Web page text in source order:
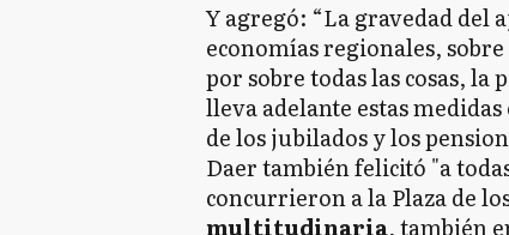
Y agregó: “La gravedad del
economías regionales,
por sobre todas las cosas,
lleva adelante estas
de los jubilados y los
Daer también felicitó "a
concurrieron a la Plaza de
multitudinaria, también